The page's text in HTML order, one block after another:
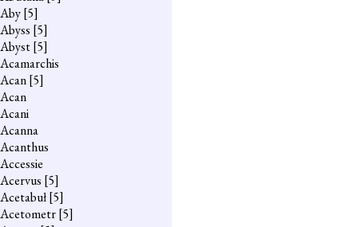
Aby[5]
Abyss [5]
Abyst[5]
Acamarchis
Acan[5]
Acan
Acani
Acanna
Acanthus
Accessie
Acervus [5]
Acetabuł[5]
Acetometr[5]